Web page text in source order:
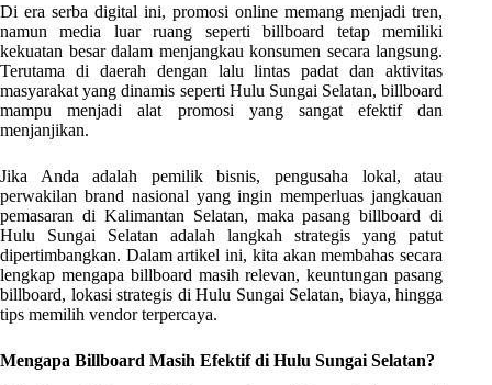
Di era serba digital ini, promosi online memang menjadi tren,
namun media luar ruang seperti billboard tetap memiliki
kekuatan besar dalam menjangkau konsumen secara langsung.
Terutama di daerah dengan lalu lintas padat dan aktivitas
masyarakat yang dinamis seperti Hulu Sungai Selatan, billboard
mampu menjadi alat promosi yang sangat efektif dan
menjanjikan.
Jika Anda adalah pemilik bisnis, pengusaha lokal, atau
perwakilan brand nasional yang ingin memperluas jangkauan
pemasaran di Kalimantan Selatan, maka pasang billboard di
Hulu Sungai Selatan adalah langkah strategis yang patut
dipertimbangkan. Dalam artikel ini, kita akan membahas secara
lengkap mengapa billboard masih relevan, keuntungan pasang
billboard, lokasi strategis di Hulu Sungai Selatan, biaya, hingga
tips memilih vendor terpercaya.
Mengapa Billboard Masih Efektif di Hulu Sungai Selatan?